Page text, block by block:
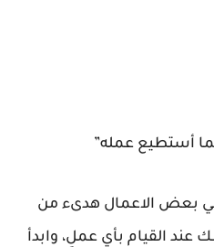
بعض الاعمال هدىء من
القيام بأي عملٍ، وابدأ